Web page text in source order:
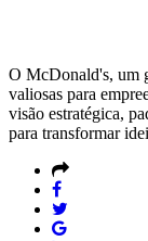
O McDonald's, um
valiosas para
visão estratégica,
para transformar